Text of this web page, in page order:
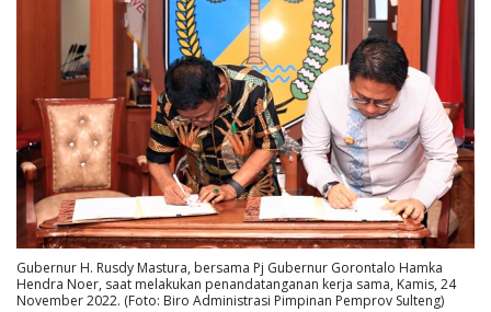
Gubernur H. Rusdy Mastura, bersama Pj Gubernur Gorontalo Hamka
Hendra Noer, saat melakukan penandatanganan kerja sama, Kamis, 24
November 2022. (Foto: Biro Administrasi Pimpinan Pemprov Sulteng)